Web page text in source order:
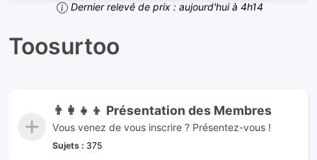
Dernier relevé de prix : aujourd'hui à 4h14
Toosurtoo
👨‍👩‍👧‍👦 Présentation des Membres
Vous venez de vous inscrire ? Présentez-vous !
Sujets : 375